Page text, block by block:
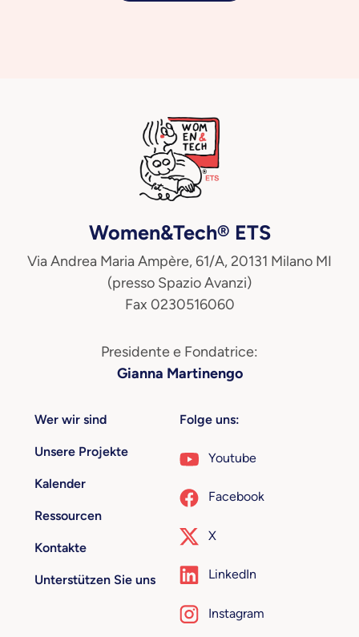
Women&Tech® ETS
Via Andrea Maria Ampère, 61/A, 20131 Milano MI
(presso Spazio Avanzi)
Fax 0230516060
Presidente e Fondatrice:
Gianna Martinengo
Wer wir sind
Unsere Projekte
Kalender
Ressourcen
Kontakte
Unterstützen Sie uns
Folge uns:
Youtube
Facebook
X
LinkedIn
Instagram